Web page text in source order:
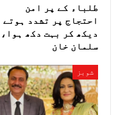
طلباء کے پر امن
احتجاج پر تشدد ہوتے
دیکھ کر بہت دکھ ہوا،
سلمان خان
شوبز